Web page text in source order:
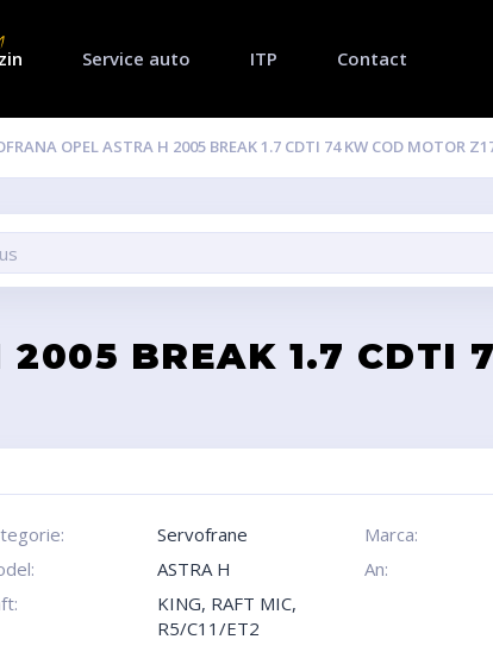
Service auto ITP Contact
OPEL ASTRA H 2005 BREAK 1.7 CDTI 74 KW COD MOTOR
BREAK 1.7 CDTI
Servofrane Marca:
ASTRA H An:
KING, RAFT MIC,
R5/C11/ET2